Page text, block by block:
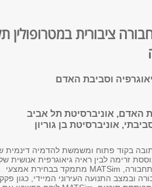
ציבורית במטרופולין
וסביבת האדם
האדם, אוניברסיטת תל אביב
אוניברסיטת בן גוריון
בקוד פתוח ומשמשת להדמיה דינמית
זרימה לבין ראיה גיאוגרפית אנושית
MATSim מתמקד בבחירת אמצעי
ובמצב התנועה העירוני המיידי, כגון